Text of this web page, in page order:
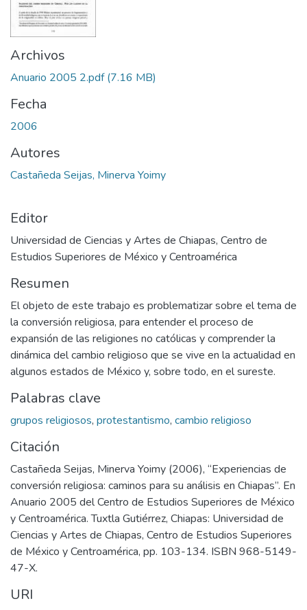
Archivos
Anuario 2005 2.pdf(7.16 MB)
Fecha
2006
Autores
Castañeda Seijas, Minerva Yoimy
Editor
Universidad de Ciencias y Artes de Chiapas, Centro de
Estudios Superiores de México y Centroamérica
Resumen
El objeto de este trabajo es problematizar sobre el tema de
la conversión religiosa, para entender el proceso de
expansión de las religiones no católicas y comprender la
dinámica del cambio religioso que se vive en la actualidad en
algunos estados de México y, sobre todo, en el sureste.
Palabras clave
grupos religiosos, protestantismo, cambio religioso
Citación
Castañeda Seijas, Minerva Yoimy (2006), “Experiencias de
conversión religiosa: caminos para su análisis en Chiapas”. En
Anuario 2005 del Centro de Estudios Superiores de México
y Centroamérica. Tuxtla Gutiérrez, Chiapas: Universidad de
Ciencias y Artes de Chiapas, Centro de Estudios Superiores
de México y Centroamérica, pp. 103-134. ISBN 968-5149-
47-X.
URI